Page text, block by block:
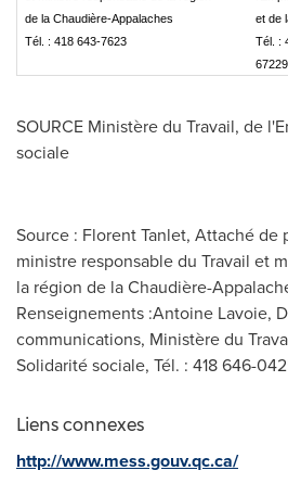
de la Chaudière-Appalaches
Tél. : 418 643-7623
et de
Tél. :
67229
SOURCE Ministère du Travail, de
sociale
Source : Florent Tanlet, Attaché de
ministre responsable du Travail et
la région de la Chaudière-
Renseignements :Antoine Lavoie,
communications, Ministère du
Solidarité sociale, Tél. : 418 646-
Liens connexes
http://www.mess.gouv.qc.ca/